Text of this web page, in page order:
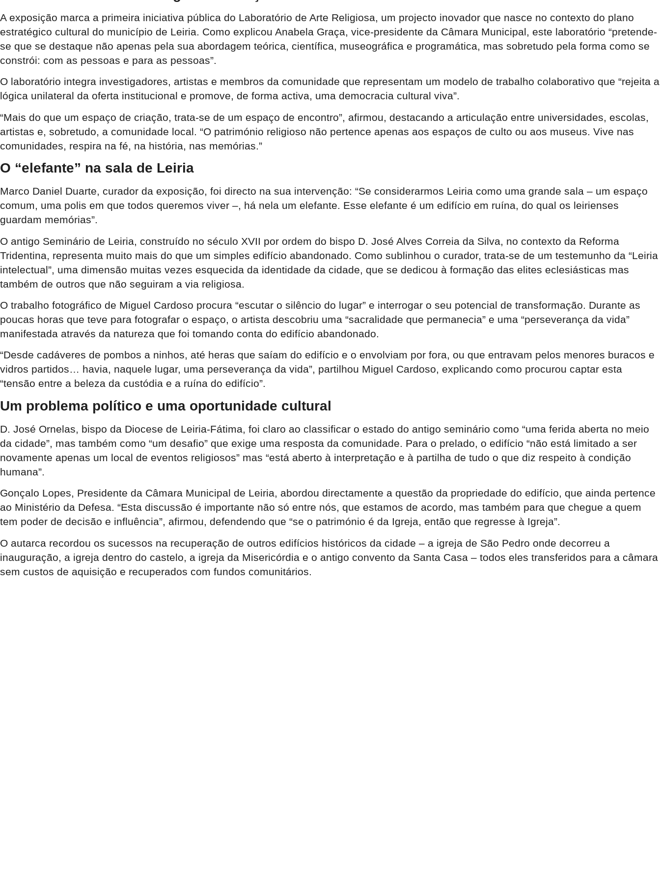
A exposição marca a primeira iniciativa pública do Laboratório de Arte Religiosa, um projecto inovador que nasce no contexto do plano
estratégico cultural do município de Leiria. Como explicou Anabela Graça, vice-presidente da Câmara Municipal, este laboratório “pretende-
se que se destaque não apenas pela sua abordagem teórica, científica, museográfica e programática, mas sobretudo pela forma como se
constrói: com as pessoas e para as pessoas”.
O laboratório integra investigadores, artistas e membros da comunidade que representam um modelo de trabalho colaborativo que “rejeita a
lógica unilateral da oferta institucional e promove, de forma activa, uma democracia cultural viva”.
“Mais do que um espaço de criação, trata-se de um espaço de encontro”, afirmou, destacando a articulação entre universidades, escolas,
artistas e, sobretudo, a comunidade local. “O património religioso não pertence apenas aos espaços de culto ou aos museus. Vive nas
comunidades, respira na fé, na história, nas memórias.”
O “elefante” na sala de Leiria
Marco Daniel Duarte, curador da exposição, foi directo na sua intervenção: “Se considerarmos Leiria como uma grande sala – um espaço
comum, uma polis em que todos queremos viver –, há nela um elefante. Esse elefante é um edifício em ruína, do qual os leirienses
guardam memórias”.
O antigo Seminário de Leiria, construído no século XVII por ordem do bispo D. José Alves Correia da Silva, no contexto da Reforma
Tridentina, representa muito mais do que um simples edifício abandonado. Como sublinhou o curador, trata-se de um testemunho da “Leiria
intelectual”, uma dimensão muitas vezes esquecida da identidade da cidade, que se dedicou à formação das elites eclesiásticas mas
também de outros que não seguiram a via religiosa.
O trabalho fotográfico de Miguel Cardoso procura “escutar o silêncio do lugar” e interrogar o seu potencial de transformação. Durante as
poucas horas que teve para fotografar o espaço, o artista descobriu uma “sacralidade que permanecia” e uma “perseverança da vida”
manifestada através da natureza que foi tomando conta do edifício abandonado.
“Desde cadáveres de pombos a ninhos, até heras que saíam do edifício e o envolviam por fora, ou que entravam pelos menores buracos e
vidros partidos… havia, naquele lugar, uma perseverança da vida”, partilhou Miguel Cardoso, explicando como procurou captar esta
“tensão entre a beleza da custódia e a ruína do edifício”.
Um problema político e uma oportunidade cultural
D. José Ornelas, bispo da Diocese de Leiria-Fátima, foi claro ao classificar o estado do antigo seminário como “uma ferida aberta no meio
da cidade”, mas também como “um desafio” que exige uma resposta da comunidade. Para o prelado, o edifício “não está limitado a ser
novamente apenas um local de eventos religiosos” mas “está aberto à interpretação e à partilha de tudo o que diz respeito à condição
humana”.
Gonçalo Lopes, Presidente da Câmara Municipal de Leiria, abordou directamente a questão da propriedade do edifício, que ainda pertence
ao Ministério da Defesa. “Esta discussão é importante não só entre nós, que estamos de acordo, mas também para que chegue a quem
tem poder de decisão e influência”, afirmou, defendendo que “se o património é da Igreja, então que regresse à Igreja”.
O autarca recordou os sucessos na recuperação de outros edifícios históricos da cidade – a igreja de São Pedro onde decorreu a
inauguração, a igreja dentro do castelo, a igreja da Misericórdia e o antigo convento da Santa Casa – todos eles transferidos para a câmara
sem custos de aquisição e recuperados com fundos comunitários.